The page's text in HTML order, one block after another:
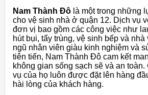
Nam Thành Đô là một trong những
cho vệ sinh nhà ở quận 12. Dịch vụ
đơn vị bao gồm các công việc như
hút bụi, tẩy trùng, vệ sinh bếp và
ngũ nhân viên giàu kinh nghiệm và
tiên tiến, Nam Thành Đô cam kết
không gian sống sạch sẽ và an
vụ của họ luôn được đặt lên hàng
hài lòng của khách hàng.